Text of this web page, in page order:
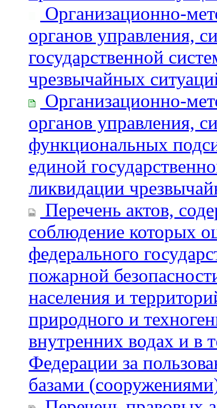
Организационно-
органов управления,
государственной
чрезвычайных
Организационно-
органов управления,
функциональных
единой
ликвидации
Перечень актов,
соблюдение которых
федерального
пожарной
населения и
природного и
внутренних водах и в
Федерации за
базами